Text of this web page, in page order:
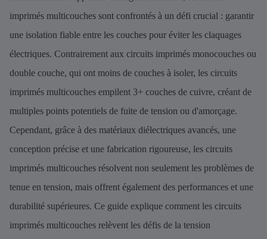
imprimés multicouches sont confrontés à un défi crucial : garantir
une isolation fiable entre les couches pour éviter les claquages
électriques. Contrairement aux circuits imprimés monocouches ou
double couche, qui ont moins de couches à isoler, les circuits
imprimés multicouches empilent 3+ couches de cuivre, créant de
multiples points potentiels de fuite de tension ou d'amorçage.
Cependant, grâce à des matériaux diélectriques avancés, une
conception précise et une fabrication rigoureuse, les circuits
imprimés multicouches résolvent non seulement les problèmes de
tenue en tension, mais offrent également des performances et une
durabilité supérieures. Ce guide explique comment les circuits
imprimés multicouches relèvent les défis de la tension